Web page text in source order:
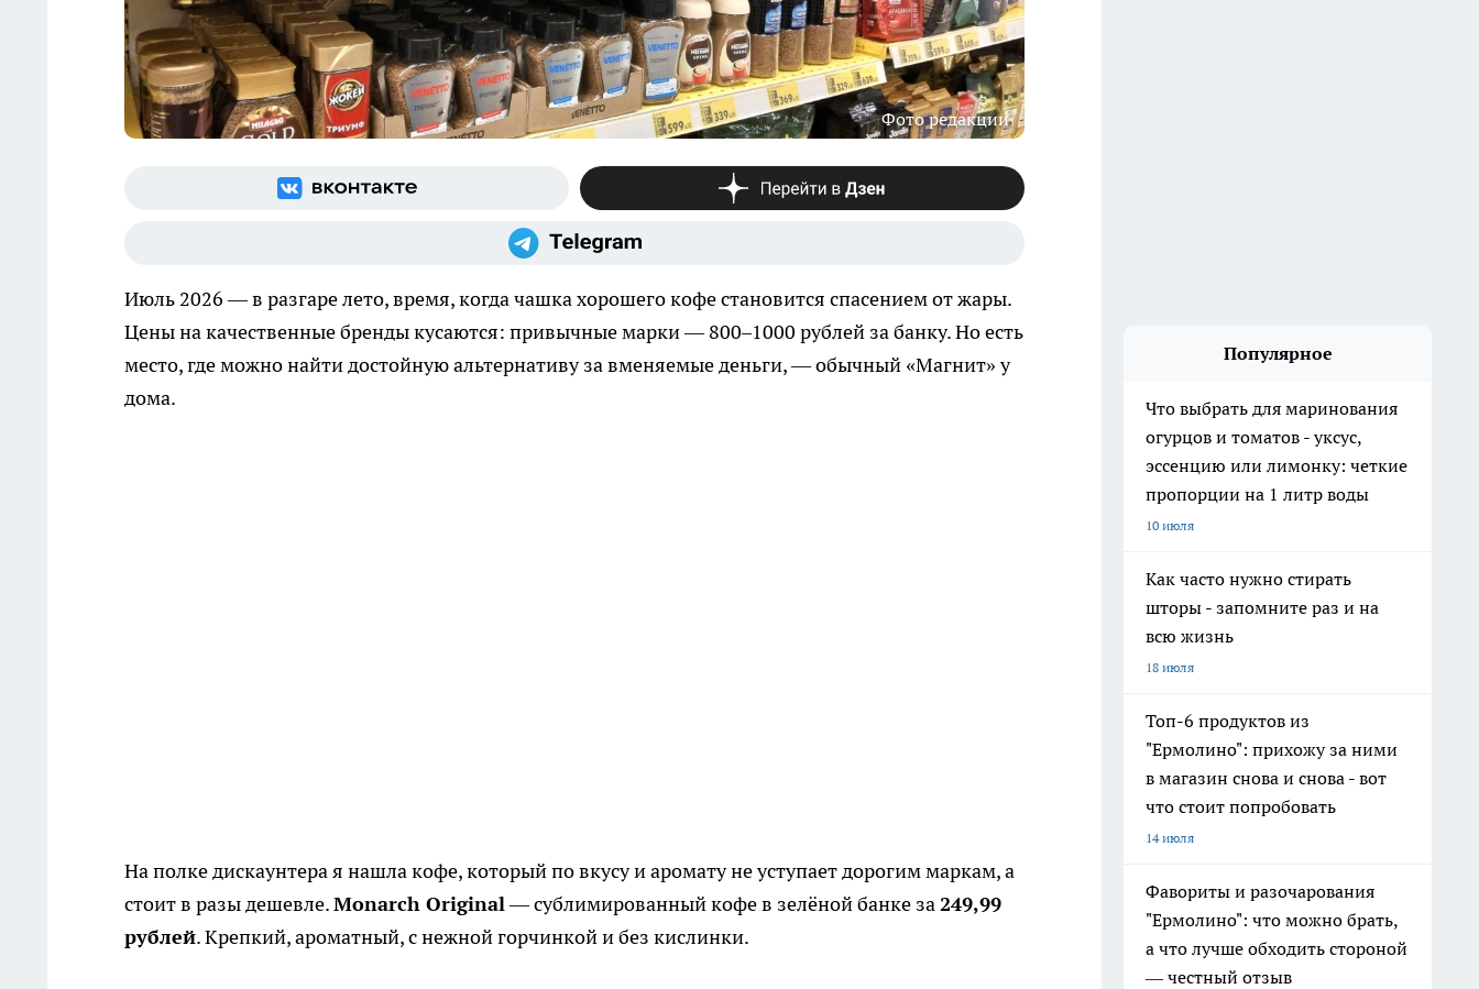
Фото редакции
Июль 2026 — в разгаре лето, время, когда чашка хорошего кофе становится спасением от жары.
Цены на качественные бренды кусаются: привычные марки — 800–1000 рублей за банку. Но есть
место, где можно найти достойную альтернативу за вменяемые деньги, — обычный «Магнит» у
дома.
На полке дискаунтера я нашла кофе, который по вкусу и аромату не уступает дорогим маркам, а
стоит в разы дешевле.Monarch Original— сублимированный кофе в зелёной банке за249,99
рублей. Крепкий, ароматный, с нежной горчинкой и без кислинки.
Популярное
Что выбрать для маринования
огурцов и томатов - уксус,
эссенцию или лимонку: четкие
пропорции на 1 литр воды
10 июля
Как часто нужно стирать
шторы - запомните раз и на
всю жизнь
18 июля
Топ-6 продуктов из
"Ермолино": прихожу за ними
в магазин снова и снова - вот
что стоит попробовать
14 июля
Фавориты и разочарования
"Ермолино": что можно брать,
а что лучше обходить стороной
— честный отзыв